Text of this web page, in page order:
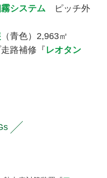
システム ピッチ外
（青色）2,963㎡
路補修『 レオタン